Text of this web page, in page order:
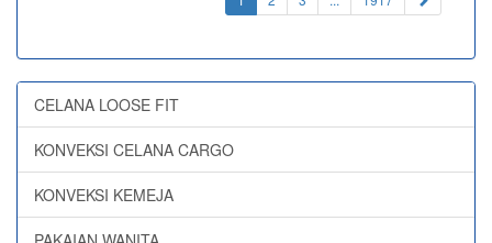
CELANA LOOSE FIT
KONVEKSI CELANA CARGO
KONVEKSI KEMEJA